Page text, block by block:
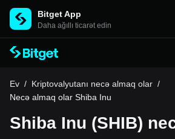
Bitget App
Daha ağıllı ticarət edin
Ev / Kriptovalyutanı necə almaq olar /
Necə almaq olar Shiba Inu
Shiba Inu (SHIB)